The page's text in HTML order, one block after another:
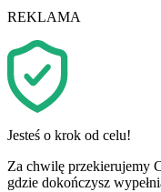
REKLAMA
Jesteś o krok od celu!
Za chwilę przekierujemy
gdzie dokończysz